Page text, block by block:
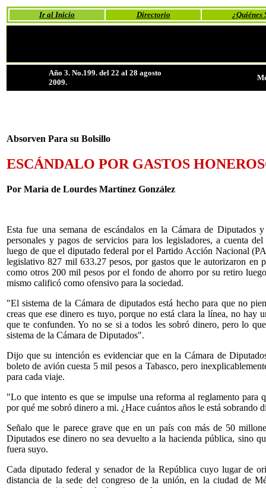
Ir al Inicio Directorio ¿Quiénes
Año 3. No.199. del 22 al 28 agosto
2009.
Absorven Para su Bolsillo
ESCÁNDALO POR GASTOS
Por María de Lourdes Martínez González
Esta fue una semana de escándalos en la Cámara de Diputados
personales y pagos de servicios para los legisladores, a cuenta
luego de que el diputado federal por el Partido Acción Nacional
legislativo 827 mil 633.27 pesos, por gastos que le autorizaron en
como otros 200 mil pesos por el fondo de ahorro por su retiro
mismo calificó como ofensivo para la sociedad.
"El sistema de la Cámara de diputados está hecho para que no
creas que ese dinero es tuyo, porque no está clara la línea, no hay
que te confunden. Yo no se si a todos les sobró dinero, pero lo
sistema de la Cámara de Diputados".
Dijo que su intención es evidenciar que en la Cámara de
boleto de avión cuesta 5 mil pesos a Tabasco, pero
para cada viaje.
"Lo que intento es que se impulse una reforma al reglamento para
por qué me sobró dinero a mi. ¿Hace cuántos años le está sobrando
Señalo que le parece grave que en un país con más de 50
Diputados ese dinero no sea devuelto a la hacienda pública, sino
fuera suyo.
Cada diputado federal y senador de la República cuyo lugar de
distancia de la sede del congreso de la unión, en la ciudad de